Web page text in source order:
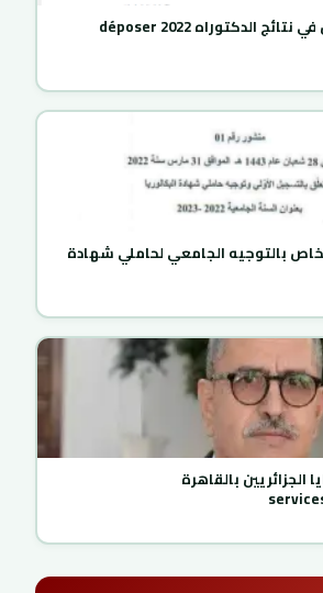
كيفية تقديم طعن في نتائج الدكتوراه 2022 déposer
بالتوجيه الجامعي لحاملي شهادة
الجزائريين بالقاهرة